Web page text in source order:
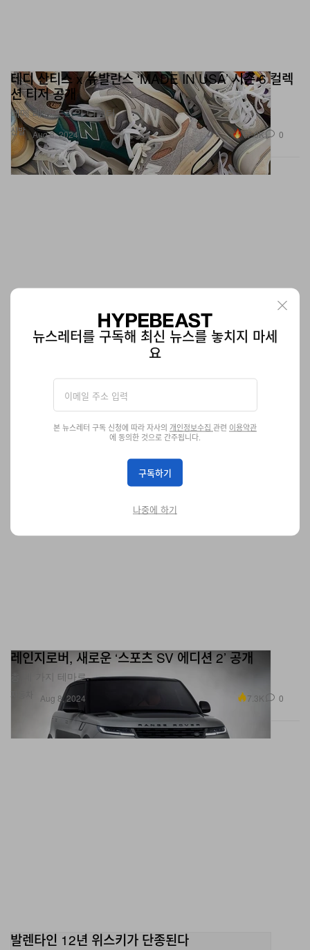
신발
테디 산티스 x 뉴발란스 ‘MADE IN USA’ 시즌 6 컬렉
션 티저 공개
에메 레온 도르의 디렉터.
Aug 8, 2024 17.0K 0
해체와 결합을 통한 창조.
레인지로버, 새로운 ‘스포츠 SV 에디션 2’ 공개
총 네 가지 테마로.
Aug 8, 2024 7.3K 0
발렌타인 12년 위스키가 단종된다
뉴스레터를 구독해 최신 뉴스를 놓치지 마세
요
본 뉴스레터 구독 신청에 따라 자사의 개인정보수집 관련 이용약관
에 동의한 것으로 간주됩니다.
구독하기
나중에 하기